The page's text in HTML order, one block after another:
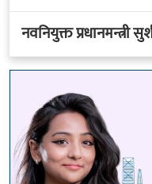
नवनियुक्त प्रधानमन्त्री